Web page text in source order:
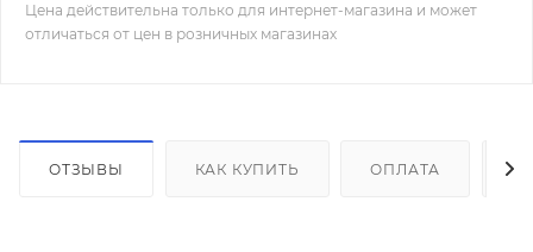
Цена действительна только для интернет-магазина и может
отличаться от цен в розничных магазинах
ОТЗЫВЫ КАК КУПИТЬ ОПЛАТА